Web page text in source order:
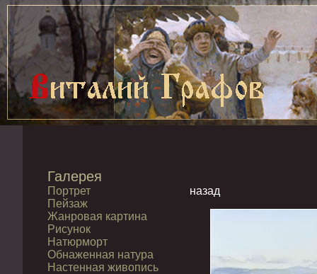
Галерея
Портрет
Пейзаж
Жанровая картина
Рисунок
Натюрморт
Обнаженная натура
Настенная живопись
назад